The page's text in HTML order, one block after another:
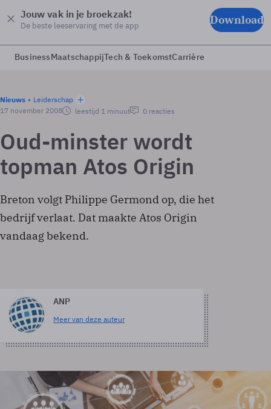
Jouw vak in je broekzak!
De beste leeservaring met de app Download
BusinessMaatschappijTech & ToekomstCarrière
Nieuws
Leiderschap
17 november 2008
leestijd 1 minuut 0 reacties
Oud-minster wordt
topman Atos Origin
Breton volgt Philippe Germond op, die het
bedrijf verlaat. Dat maakte Atos Origin
vandaag bekend.
ANP
Meer van deze auteur